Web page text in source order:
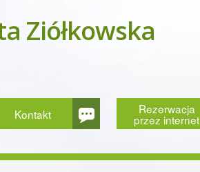
Kontakt Rezerwacja
przez internet
Ziółkowska